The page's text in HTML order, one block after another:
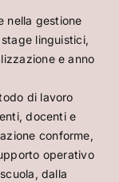
nella gestione
linguistici,
e anno
di lavoro
docenti e
conforme,
operativo
dalla